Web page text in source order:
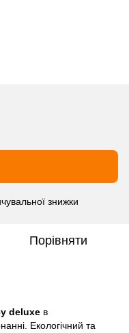
знижки
Порівняти
deluxe в
Екологічний та